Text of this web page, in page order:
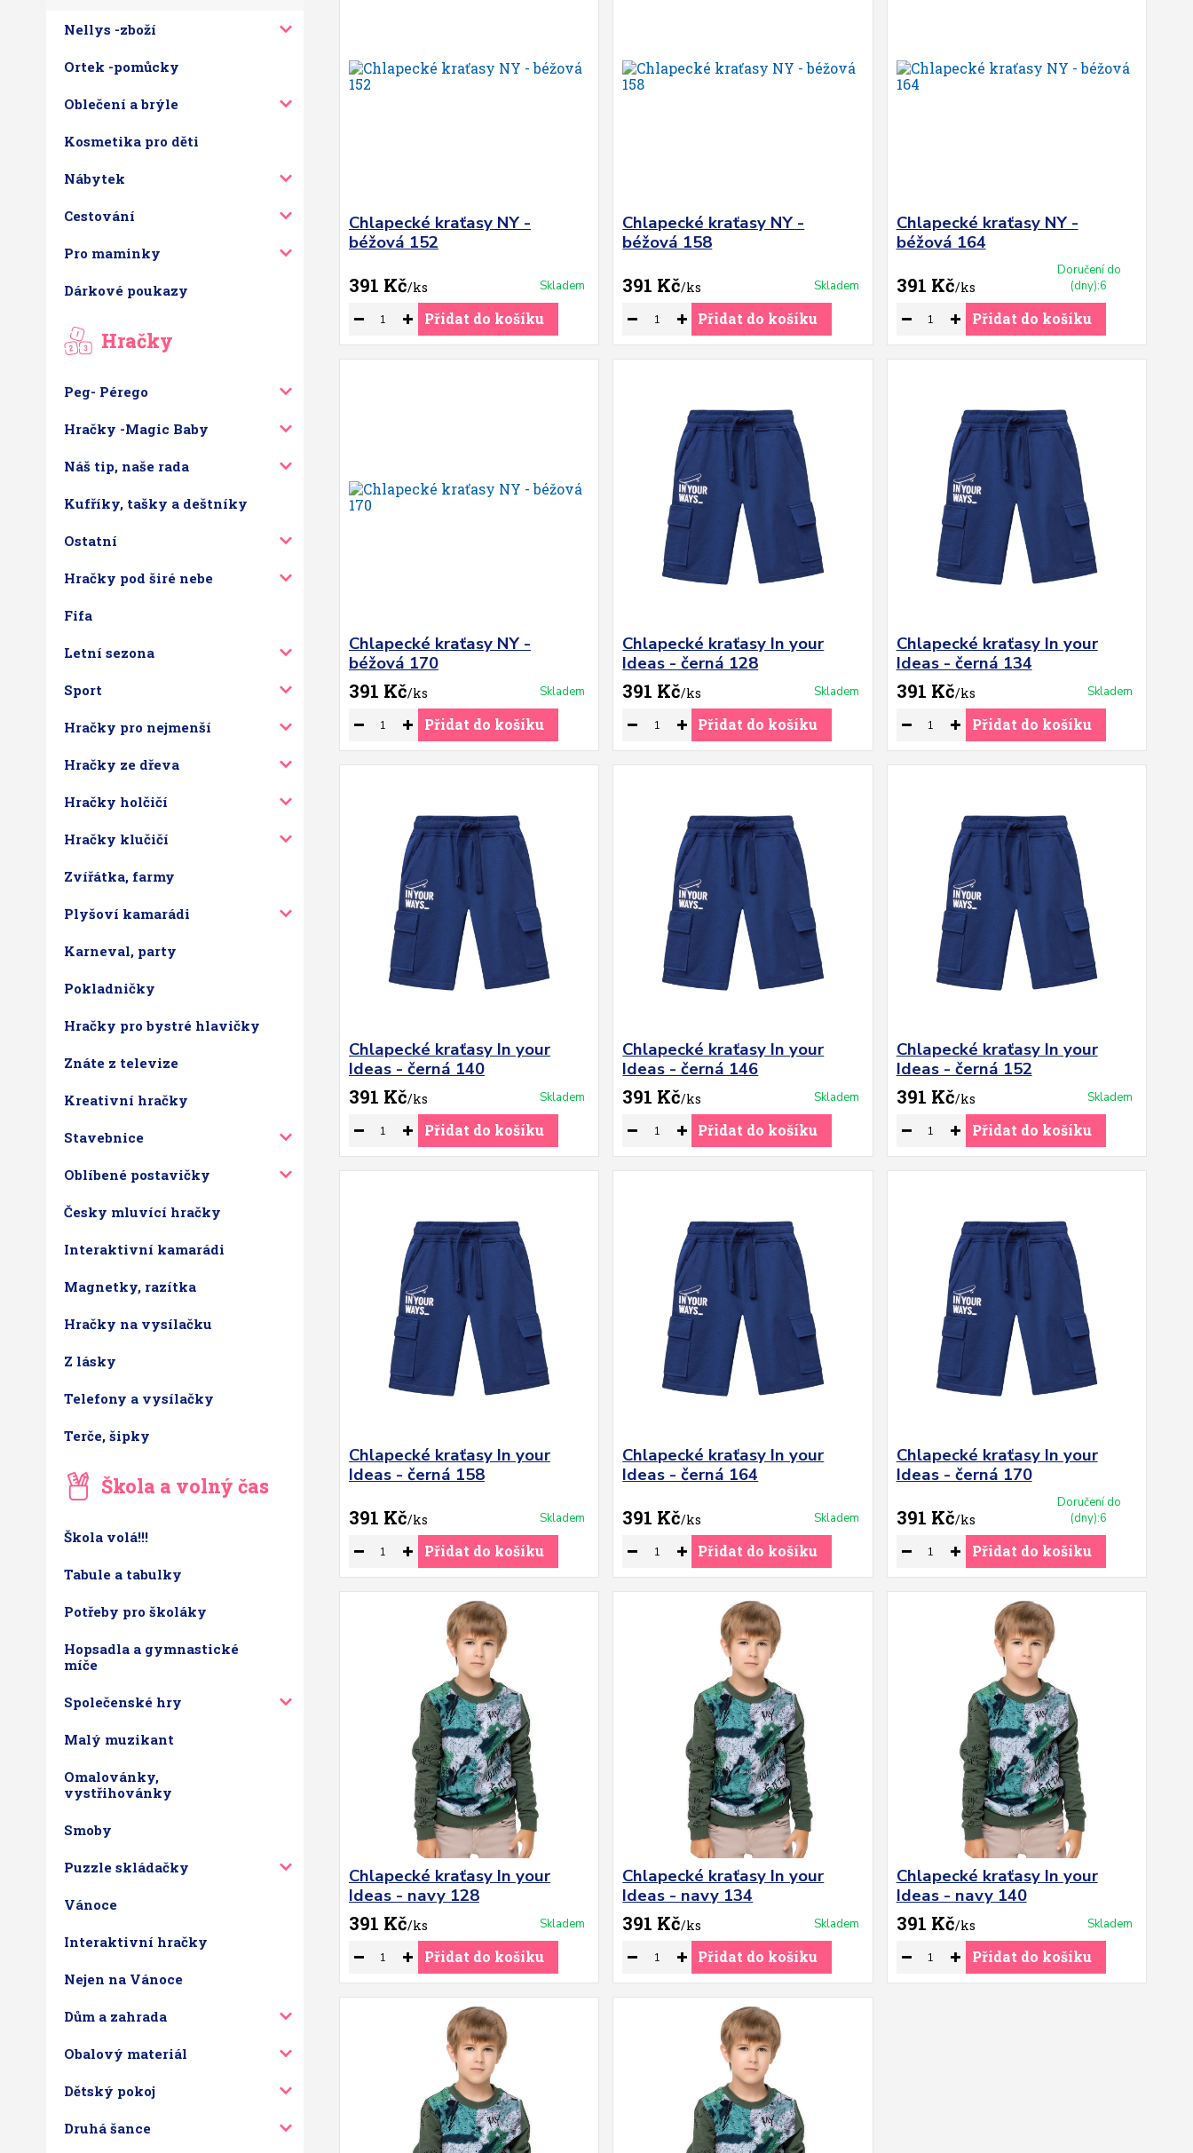
Nellys -zboží
Ortek -pomůcky
Oblečení a brýle
Kosmetika pro děti
Nábytek
Cestování
Pro maminky
Dárkové poukazy
Hračky
Peg- Pérego
Hračky -Magic Baby
Náš tip, naše rada
Kufříky, tašky a deštníky
Ostatní
Hračky pod širé nebe
Fifa
Letní sezona
Sport
Hračky pro nejmenší
Hračky ze dřeva
Hračky holčičí
Hračky klučičí
Zvířátka, farmy
Plyšoví kamarádi
Karneval, party
Pokladničky
Hračky pro bystré hlavičky
Znáte z televize
Kreativní hračky
Stavebnice
Oblíbené postavičky
Česky mluvící hračky
Interaktivní kamarádi
Magnetky, razítka
Hračky na vysílačku
Z lásky
Telefony a vysílačky
Terče, šipky
Škola a volný čas
Škola volá!!!
Tabule a tabulky
Potřeby pro školáky
Hopsadla a gymnastické
míče
Společenské hry
Malý muzikant
Omalovánky,
vystřihovánky
Smoby
Puzzle skládačky
Vánoce
Interaktivní hračky
Nejen na Vánoce
Dům a zahrada
Obalový materiál
Dětský pokoj
Druhá šance
Chlapecké kraťasy NY -
béžová 152
391 Kč/ks Skladem
Přidat do košíku
Chlapecké kraťasy NY -
béžová 158
391 Kč/ks Skladem
Přidat do košíku
Chlapecké kraťasy NY -
béžová 164
391 Kč/ks
Doručení do
(dny):6
Přidat do košíku
Chlapecké kraťasy NY -
béžová 170
391 Kč/ks Skladem
Přidat do košíku
Chlapecké kraťasy In your
Ideas - černá 128
391 Kč/ks Skladem
Přidat do košíku
Chlapecké kraťasy In your
Ideas - černá 134
391 Kč/ks Skladem
Přidat do košíku
Chlapecké kraťasy In your
Ideas - černá 140
391 Kč/ks Skladem
Přidat do košíku
Chlapecké kraťasy In your
Ideas - černá 146
391 Kč/ks Skladem
Přidat do košíku
Chlapecké kraťasy In your
Ideas - černá 152
391 Kč/ks Skladem
Přidat do košíku
Chlapecké kraťasy In your
Ideas - černá 158
391 Kč/ks Skladem
Přidat do košíku
Chlapecké kraťasy In your
Ideas - černá 164
391 Kč/ks Skladem
Přidat do košíku
Chlapecké kraťasy In your
Ideas - černá 170
391 Kč/ks
Doručení do
(dny):6
Přidat do košíku
Chlapecké kraťasy In your
Ideas - navy 128
391 Kč/ks Skladem
Přidat do košíku
Chlapecké kraťasy In your
Ideas - navy 134
391 Kč/ks Skladem
Přidat do košíku
Chlapecké kraťasy In your
Ideas - navy 140
391 Kč/ks Skladem
Přidat do košíku